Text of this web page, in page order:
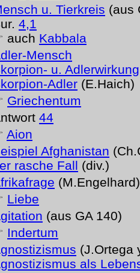
u. Tierkreis (aus
4,1
auch Kabbala
Mensch
u. Adlerwirkung
Adler (E.Haich)
Griechentum
44
Aion
Afghanistan
rasche Fall (div.)
(M.Engelhard)
Liebe
(aus GA 140)
Indertum
(J.Ortega
als